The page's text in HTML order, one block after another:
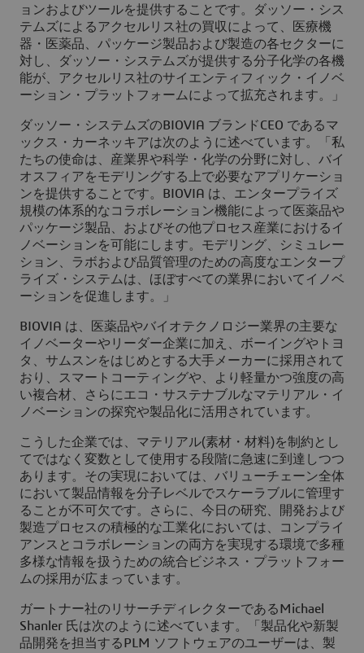
ョンおよびツールを提供することです。ダッソー・シス
テムズによるアクセルリス社の買収によって、医療機
器・医薬品、パッケージ製品および製造の各セクターに
対し、ダッソー・システムズが提供する分子化学の各機
能が、アクセルリス社のサイエンティフィック・イノベ
ーション・プラットフォームによって拡充されます。」
ダッソー・システムズのBIOVIA ブランドCEO であるマ
ックス・カーネッキアは次のように述べています。「私
たちの使命は、産業界や科学・化学の分野に対し、バイ
オスフィアをモデリングする上で必要なアプリケーショ
ンを提供することです。BIOVIA は、エンタープライズ
規模の体系的なコラボレーション機能によって医薬品や
パッケージ製品、およびその他プロセス産業におけるイ
ノベーションを可能にします。モデリング、シミュレー
ション、ラボおよび品質管理のための高度なエンタープ
ライズ・システムは、ほぼすべての業界においてイノベ
ーションを促進します。」
BIOVIA は、医薬品やバイオテクノロジー業界の主要な
イノベーターやリーダー企業に加え、ボーイングやトヨ
タ、サムスンをはじめとする大手メーカーに採用されて
おり、スマートコーティングや、より軽量かつ強度の高
い複合材、さらにエコ・サステナブルなマテリアル・イ
ノベーションの探究や製品化に活用されています。
こうした企業では、マテリアル(素材・材料)を制約とし
てではなく変数として使用する段階に急速に到達しつつ
あります。その実現においては、バリューチェーン全体
において製品情報を分子レベルでスケーラブルに管理す
ることが不可欠です。さらに、今日の研究、開発および
製造プロセスの積極的な工業化においては、コンプライ
アンスとコラボレーションの両方を実現する環境で多種
多様な情報を扱うための統合ビジネス・プラットフォー
ムの採用が広まっています。
ガートナー社のリサーチディレクターであるMichael
Shanler 氏は次のように述べています。「製品化や新製
品開発を担当するPLM ソフトウェアのユーザーは、製